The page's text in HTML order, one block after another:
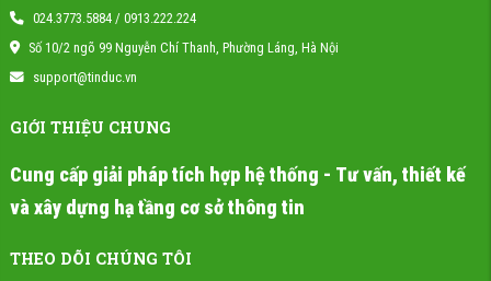
024.3773.5884 / 0913.222.224
Số 10/2 ngõ 99 Nguyễn Chí Thanh, Phường Láng, Hà Nội
support@tinduc.vn
GIỚI THIỆU CHUNG
Cung cấp giải pháp tích hợp hệ thống - Tư vấn, thiết kế
và xây dựng hạ tầng cơ sở thông tin
THEO DÕI CHÚNG TÔI